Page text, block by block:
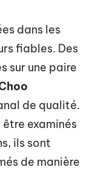
dans les
fiables. Des
sur une paire
de qualité.
examinés
ils sont
de manière